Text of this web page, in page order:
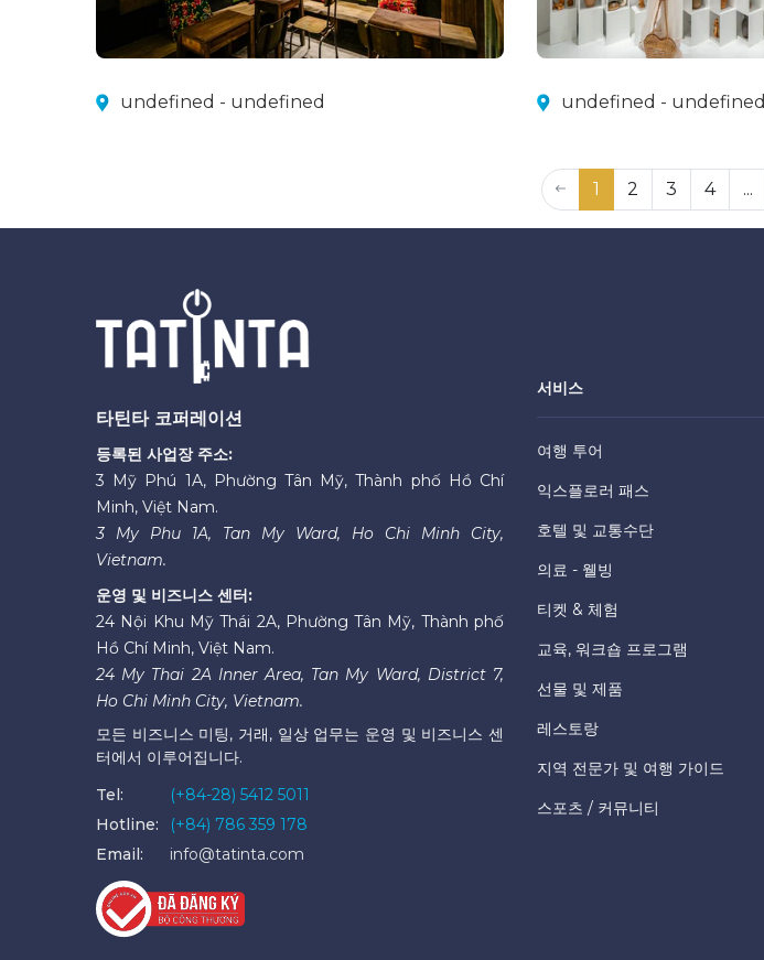
undefined - undefined undefined - undefined
1 2 3 4 ...
타틴타 코퍼레이션
등록된 사업장 주소:
3 Mỹ Phú 1A, Phường Tân Mỹ, Thành phố Hồ Chí
Minh, Việt Nam.
3 My Phu 1A, Tan My Ward, Ho Chi Minh City,
Vietnam.
운영 및 비즈니스 센터:
24 Nội Khu Mỹ Thái 2A, Phường Tân Mỹ, Thành phố
Hồ Chí Minh, Việt Nam.
24 My Thai 2A Inner Area, Tan My Ward, District 7,
Ho Chi Minh City, Vietnam.
모든 비즈니스 미팅, 거래, 일상 업무는 운영 및 비즈니스 센
터에서 이루어집니다.
Tel:
(+84-28) 5412 5011
Hotline:
(+84) 786 359 178
Email:
info@tatinta.com
서비스
여행 투어
익스플로러 패스
호텔 및 교통수단
의료 - 웰빙
티켓 & 체험
교육, 워크숍 프로그램
선물 및 제품
레스토랑
지역 전문가 및 여행 가이드
스포츠 / 커뮤니티